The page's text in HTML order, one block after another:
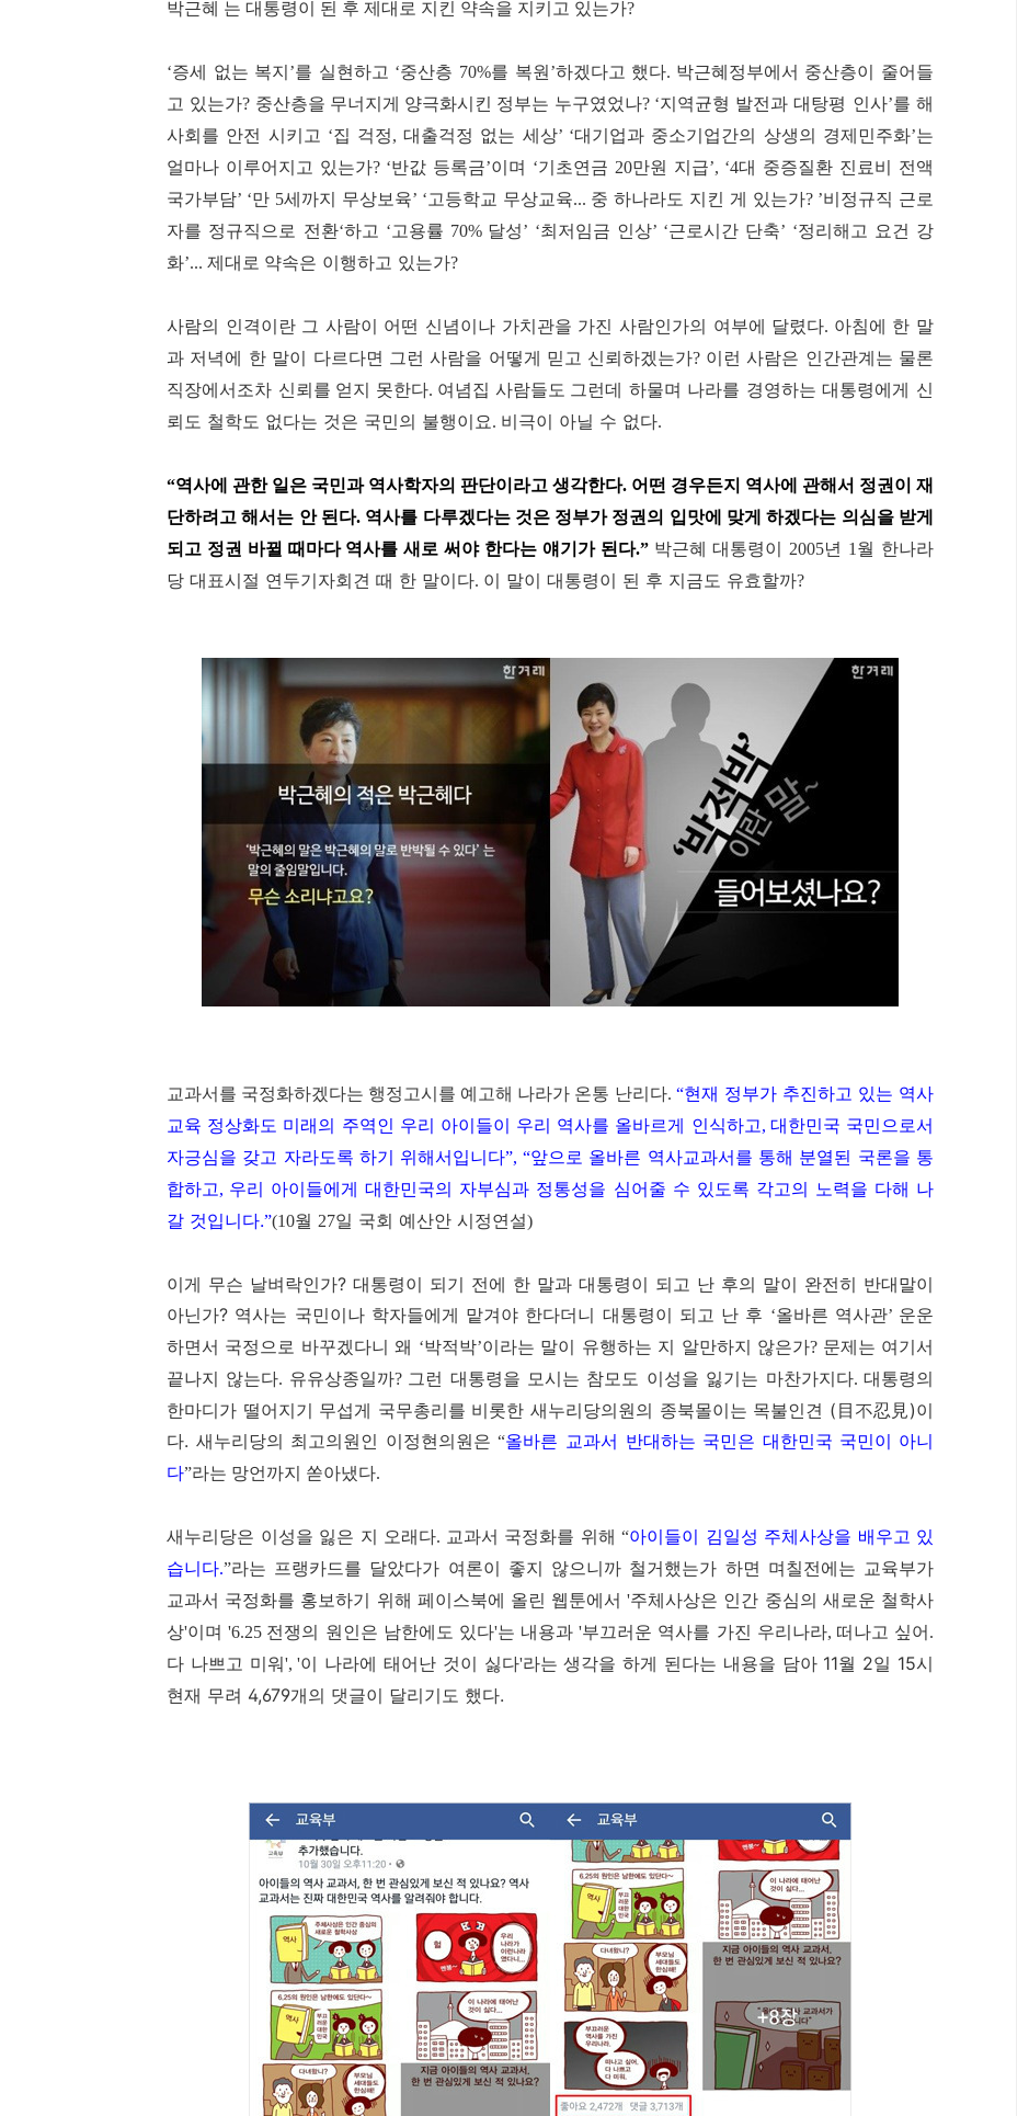
박근혜 는 대통령이 된 후 제대로 지킨 약속을 지키고 있는가?
‘증세 없는 복지’를 실현하고 ‘중산층 70%를 복원’하겠다고 했다. 박근혜정부에서 중산층이 줄어들
고 있는가? 중산층을 무너지게 양극화시킨 정부는 누구였었나? ‘지역균형 발전과 대탕평 인사’를 해
사회를 안전 시키고 ‘집 걱정, 대출걱정 없는 세상’ ‘대기업과 중소기업간의 상생의 경제민주화’는
얼마나 이루어지고 있는가? ‘반값 등록금’이며 ‘기초연금 20만원 지급’, ‘4대 중증질환 진료비 전액
국가부담’ ‘만 5세까지 무상보육’ ‘고등학교 무상교육... 중 하나라도 지킨 게 있는가? ’비정규직 근로
자를 정규직으로 전환‘하고 ‘고용률 70% 달성’ ‘최저임금 인상’ ‘근로시간 단축’ ‘정리해고 요건 강
화’... 제대로 약속은 이행하고 있는가?
사람의 인격이란 그 사람이 어떤 신념이나 가치관을 가진 사람인가의 여부에 달렸다. 아침에 한 말
과 저녁에 한 말이 다르다면 그런 사람을 어떻게 믿고 신뢰하겠는가? 이런 사람은 인간관계는 물론
직장에서조차 신뢰를 얻지 못한다. 여 념집 사람들도 그 런데 하물며 나라를 경영하는 대통령에게 신
뢰도 철학도 없다는 것은 국민의 불행이요. 비극이 아닐 수 없다.
“역사에 관한 일은 국민과 역사학자의 판단이라고 생각한다. 어떤 경우든지 역사에 관해서 정권이 재
단하려고 해서는 안 된다. 역사를 다루겠다는 것은 정부가 정권의 입맛에 맞게 하겠다는 의심을 받게
되고 정권 바뀔 때마다 역사를 새로 써야 한다는 얘기가 된다.” 박근혜 대통령이2005년 1 월 한나라
당 대표시절 연두기자회견 때 한 말이다. 이 말이 대통령이 된 후 지금도 유효할까?
교과서를 국정화하겠다는 행정고시를 예고해 나라가 온통 난리다. “현재 정부가 추진하고 있는 역사
교육 정상화도 미래의 주역인 우리 아이들이 우리 역사를 올바르게 인식하고, 대한민국 국민으로서
자긍심을 갖고 자라도록 하기 위해서입니다”, “앞으로 올바른 역사교과서를 통해 분열된 국론을 통
합하고, 우리 아이들에게 대한민국의 자부심과 정통성을 심어줄 수 있도록 각고의 노력을 다해 나
갈 것입니다.”(10월 27일 국회 예산안 시정연설)
이게 무슨 날벼락인가? 대통령이 되기 전에 한 말과 대통령이 되고 난 후의 말이 완전히 반대말이
아닌가? 역사는 국민이나 학자들에게 맡겨야 한다더니 대통령이 되고 난 후 ‘올바른 역사관’ 운운
하면서 국정으로 바꾸겠다니 왜 ‘박적박’이라는 말이 유행하는 지 알만하지 않은가? 문제는 여기서
끝나지 않는다. 유유상종일까? 그런 대통령을 모시는 참모도 이성을 잃기는 마찬가지다.대통령의
한마디가 떨어지기 무섭게 국무총리를 비롯한 새누리당의원의 종북몰이는 목불인견 (目不忍見)이
다. 새누리당의 최고의원인 이정현의원은“올바른 교과서 반대하는 국민은 대한민국 국민이 아니
다”라는 망언까지 쏟아냈다.
새누리당은 이성을 잃은 지 오래다. 교과서 국정화를 위해 “아이들이 김일성 주체사상을 배우고 있
습니다.”라는 프랭카드를 달았다가 여론이 좋지 않으니까 철거했는가 하면 며칠전에는 교육부가
교과서 국정화를 홍보하기 위해 페이스북에 올린 웹툰에서'주체사상은 인간 중심의 새로운 철학사
상'이며'6.25 전쟁의 원인은 남한에도 있다'는 내용과'부끄러운 역사를 가진 우리나라, 떠나고 싶어.
다 나쁘고 미워', '이 나라에 태어난 것이 싫다'라는 생각을 하게 된다는 내용을 담아 11월 2일 15시
현재 무려 4,679개의 댓글이 달리기도 했다.